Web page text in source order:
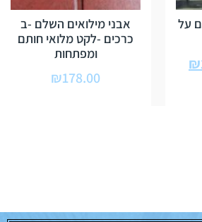
על
₪
אבני מילואים השלם -ב
כרכים -לקט מלואי חותם
ומפתחות
₪178.00